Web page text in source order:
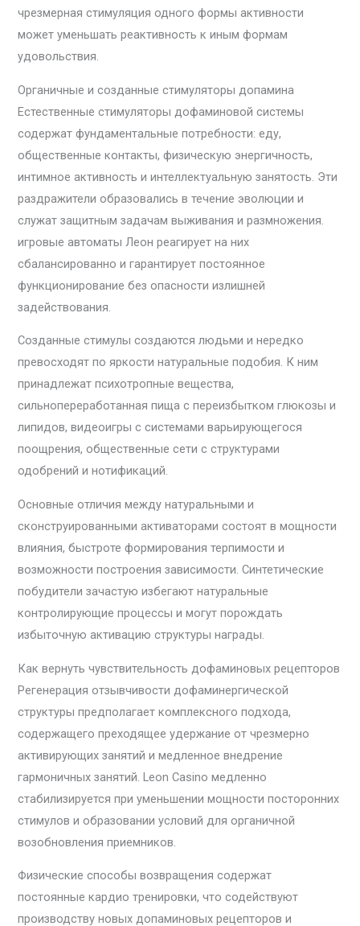
чрезмерная стимуляция одного формы активности
может уменьшать реактивность к иным формам
удовольствия.
Органичные и созданные стимуляторы допамина
Естественные стимуляторы дофаминовой системы
содержат фундаментальные потребности: еду,
общественные контакты, физическую энергичность,
интимное активность и интеллектуальную занятость. Эти
раздражители образовались в течение эволюции и
служат защитным задачам выживания и размножения.
игровые автоматы Леон реагирует на них
сбалансированно и гарантирует постоянное
функционирование без опасности излишней
задействования.
Созданные стимулы создаются людьми и нередко
превосходят по яркости натуральные подобия. К ним
принадлежат психотропные вещества,
сильнопереработанная пища с переизбытком глюкозы и
липидов, видеоигры с системами варьирующегося
поощрения, общественные сети с структурами
одобрений и нотификаций.
Основные отличия между натуральными и
сконструированными активаторами состоят в мощности
влияния, быстроте формирования терпимости и
возможности построения зависимости. Синтетические
побудители зачастую избегают натуральные
контролирующие процессы и могут порождать
избыточную активацию структуры награды.
Как вернуть чувствительность дофаминовых рецепторов
Регенерация отзывчивости дофаминергической
структуры предполагает комплексного подхода,
содержащего преходящее удержание от чрезмерно
активирующих занятий и медленное внедрение
гармоничных занятий. Leon Casino медленно
стабилизируется при уменьшении мощности посторонних
стимулов и образовании условий для органичной
возобновления приемников.
Физические способы возвращения содержат
постоянные кардио тренировки, что содействуют
производству новых допаминовых рецепторов и